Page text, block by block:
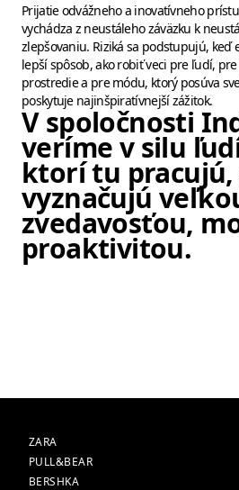
Prijatie odvážneho a inovatívneho
vychádza z neustáleho záväzku k
zlepšovaniu. Riziká sa podstupujú, keď
lepší spôsob, ako robiť veci pre ľudí,
prostredie a pre módu, ktorý posúva
poskytuje najinšpiratívnejší zážitok.
V spoločnosti
veríme v silu
ktorí tu pracujú,
vyznačujú
zvedavosťou,
proaktivitou.
ZNAČKY
ZARA
PULL&BEAR
BERSHKA